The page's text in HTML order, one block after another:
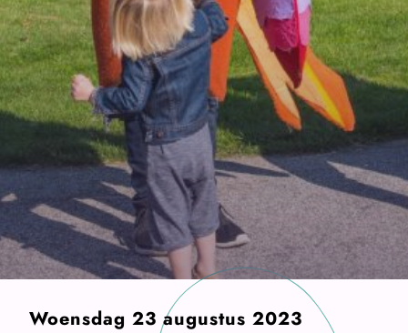
Woensdag 23 augustus 2023